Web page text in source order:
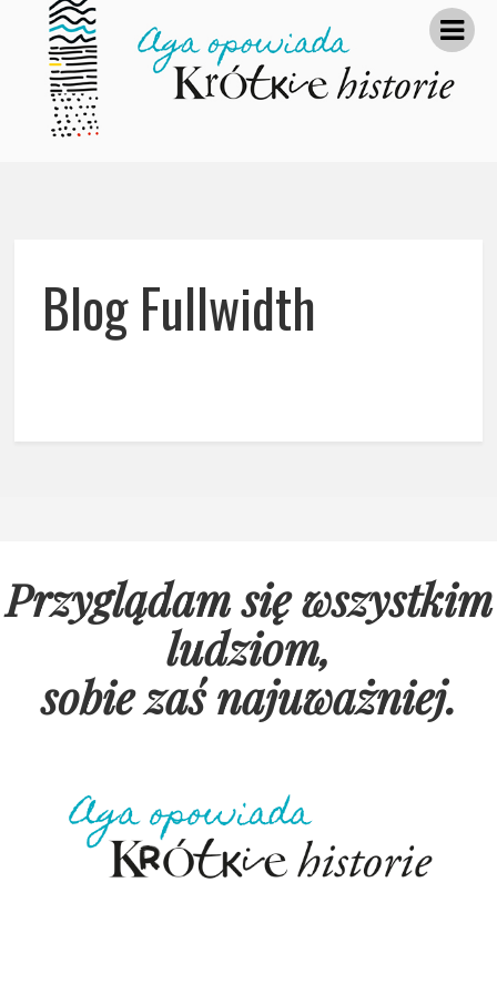
Blog Fullwidth
Przyglądam się wszystkim
ludziom,
sobie zaś najuważniej.